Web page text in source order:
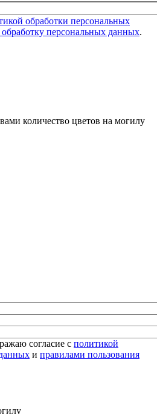
данных*
обработки персональных
обработку персональных данных.
количество цветов на могилу
согласие с политикой
и правилами пользования